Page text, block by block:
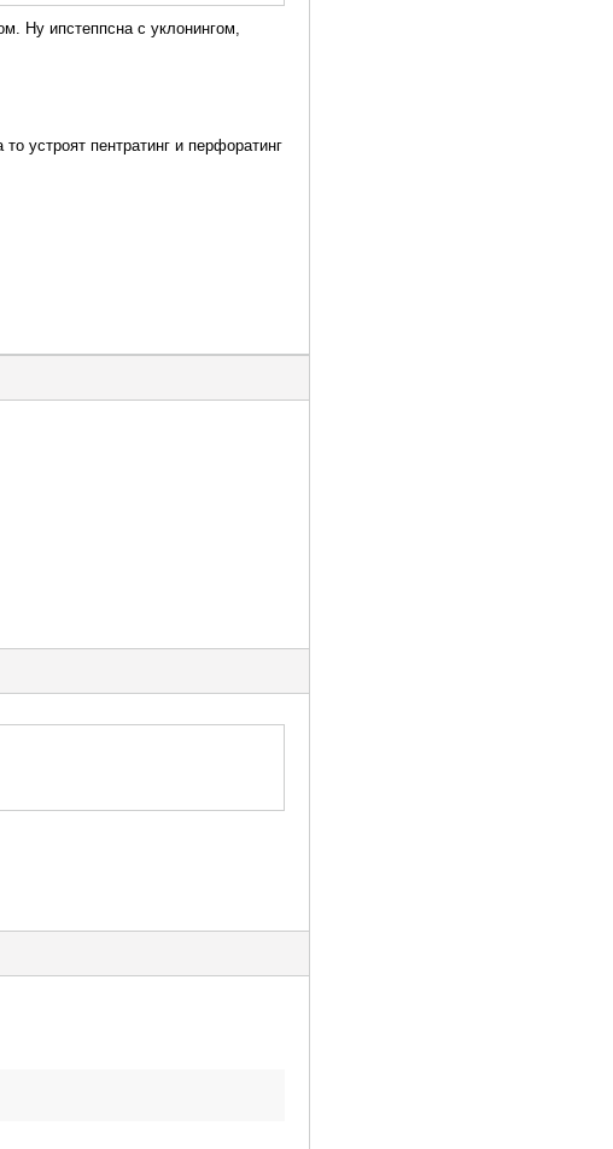
Ну ипстеппсна с уклонингом,
устроят пентратинг и перфоратинг